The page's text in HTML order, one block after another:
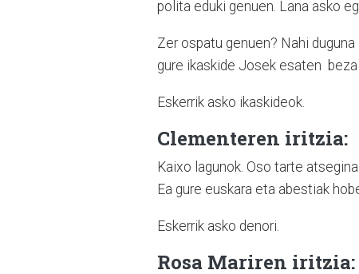
polita eduki genuen. Lana asko
Zer ospatu genuen? Nahi
gure ikaskide Josek esaten
Eskerrik asko ikaskideok.
Clementeren iritzia:
Kaixo lagunok. Oso tarte
Ea gure euskara eta abestiak
Eskerrik asko denori.
Rosa Mariren iritzia: